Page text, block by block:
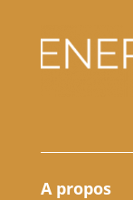
A propos